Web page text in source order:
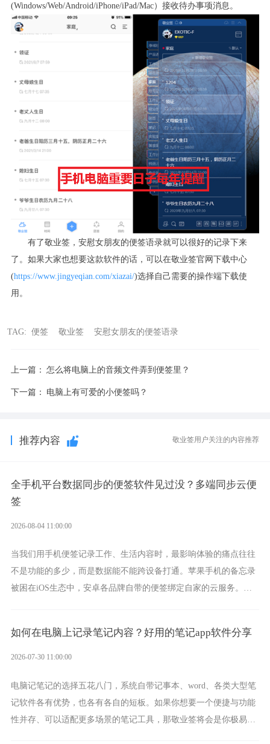
(Windows/Web/Android/iPhone/iPad/Mac）接收待办事项消息。
有了敬业签，安慰女朋友的便签语录就可以很好的记录下来
了。如果大家也想要这款软件的话，可以在敬业签官网下载中心
(https://www.jingyeqian.com/xiazai/)选择自己需要的操作端下载使
用。
TAG: 便签 敬业签 安慰女朋友的便签语录
上一篇： 怎么将电脑上的音频文件弄到便签里？
下一篇： 电脑上有可爱的小便签吗？
推荐内容 敬业签用户关注的内容推荐
全手机平台数据同步的便签软件见过没？多端同步云便
签
2026-08-04 11:00:00
当我们用手机便签记录工作、生活内容时，最影响体验的痛点往往
不是功能的多少，而是数据能不能跨设备打通。苹果手机的备忘录
被困在iOS生态中，安卓各品牌自带的便签绑定自家的云服务。而
如何在电脑上记录笔记内容？好用的笔记app软件分享
2026-07-30 11:00:00
电脑记笔记的选择五花八门，系统自带记事本、word、各类大型笔
记软件各有优势，也各有各自的短板。如果你想要一个便捷与功能
性并存、可以适配更多场景的笔记工具，那敬业签将会是你极易上